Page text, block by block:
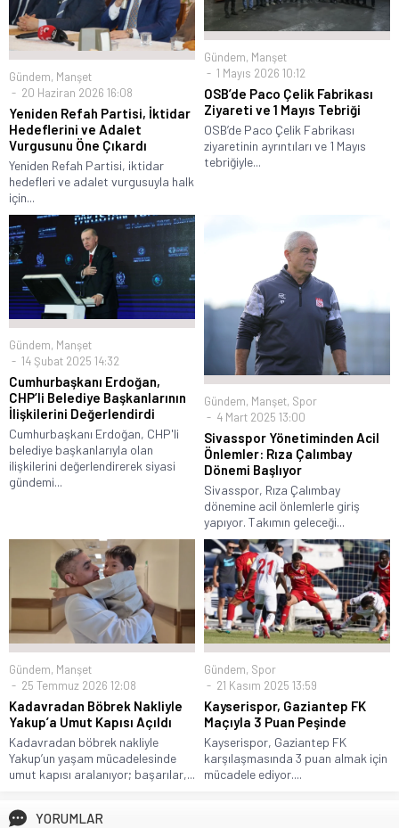
Gündem, Manşet
20 Haziran 2026 16:08
Yeniden Refah Partisi, İktidar
Hedeflerini ve Adalet
Vurgusunu Öne Çıkardı
Yeniden Refah Partisi, iktidar
hedefleri ve adalet vurgusuyla halk
için...
Gündem, Manşet
1 Mayıs 2026 10:12
OSB’de Paco Çelik Fabrikası
Ziyareti ve 1 Mayıs Tebriği
OSB’de Paco Çelik Fabrikası
ziyaretinin ayrıntıları ve 1 Mayıs
tebriğiyle...
Gündem, Manşet
14 Şubat 2025 14:32
Cumhurbaşkanı Erdoğan,
CHP’li Belediye Başkanlarının
İlişkilerini Değerlendirdi
Cumhurbaşkanı Erdoğan, CHP'li
belediye başkanlarıyla olan
ilişkilerini değerlendirerek siyasi
gündemi...
Gündem, Manşet, Spor
4 Mart 2025 13:00
Sivasspor Yönetiminden Acil
Önlemler: Rıza Çalımbay
Dönemi Başlıyor
Sivasspor, Rıza Çalımbay
dönemine acil önlemlerle giriş
yapıyor. Takımın geleceği...
Gündem, Manşet
25 Temmuz 2026 12:08
Kadavradan Böbrek Nakliyle
Yakup’a Umut Kapısı Açıldı
Kadavradan böbrek nakliyle
Yakup’un yaşam mücadelesinde
umut kapısı aralanıyor; başarılar,...
Gündem, Spor
21 Kasım 2025 13:59
Kayserispor, Gaziantep FK
Maçıyla 3 Puan Peşinde
Kayserispor, Gaziantep FK
karşılaşmasında 3 puan almak için
mücadele ediyor....
YORUMLAR